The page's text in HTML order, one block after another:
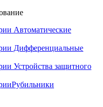
Автоматические
Дифференциальные
Устройства защитного
Рубильники